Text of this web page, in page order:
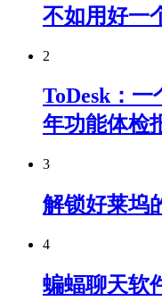
不如用好一
2
ToDesk：一
年功能体检
3
解锁好莱坞
4
蝙蝠聊天软